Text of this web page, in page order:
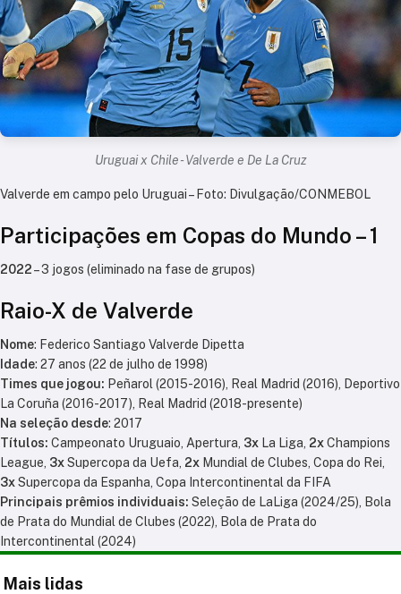
Uruguai x Chile - Valverde e De La Cruz
Valverde em campo pelo Uruguai – Foto: Divulgação/CONMEBOL
Participações em Copas do Mundo – 1
2022– 3 jogos (eliminado na fase de grupos)
Raio-X de Valverde
Nome: Federico Santiago Valverde Dipetta
Idade: 27 anos (22 de julho de 1998)
Times que jogou: Peñarol (2015-2016), Real Madrid (2016), Deportivo
La Coruña (2016-2017), Real Madrid (2018-presente)
Na seleção desde: 2017
Títulos: Campeonato Uruguaio, Apertura, 3x La Liga, 2xChampions
League, 3xSupercopa da Uefa, 2x Mundial de Clubes, Copa do Rei,
3xSupercopa da Espanha, Copa Intercontinental da FIFA
Principais prêmios individuais: Seleção de LaLiga (2024/25), Bola
de Prata do Mundial de Clubes (2022), Bola de Prata do
Intercontinental (2024)
Mais lidas